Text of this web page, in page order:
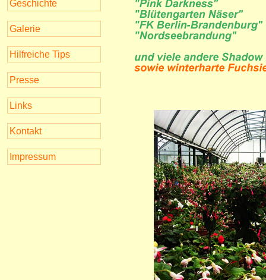
Geschichte
Galerie
Hilfreiche Tips
Presse
Links
Kontakt
Impressum